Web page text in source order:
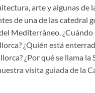
arte y algunas de
de una de las catedral
Mediterráneo.
¿Quién está
¿Por qué se llama la
visita guiada de la